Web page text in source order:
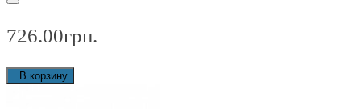
726.00грн.
В корзину